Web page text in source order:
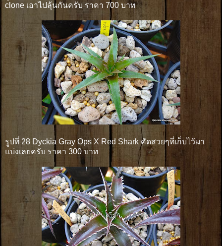
clone เอาไปลุ้นกันครับ ราคา 700 บาท
รูปที่ 28 Dyckia Gray Ops X Red Shark คัดสวยๆที่เก็บไว้มา
แบ่งเลยครับ ราคา 300 บาท